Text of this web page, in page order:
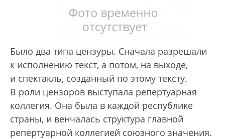
Было два типа цензуры. Сначала разрешали
к исполнению текст, а потом, на выходе,
и спектакль, созданный по этому тексту.
В роли цензоров выступала репертуарная
коллегия. Она была в каждой республике
страны, и венчалась структура главной
репертуарной коллегией союзного значения.